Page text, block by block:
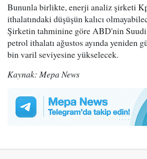
Bununla birlikte, enerji analiz şirketi
ithalatındaki düşüşün kalıcı
Şirketin tahminine göre ABD'nin
petrol ithalatı ağustos ayında yeniden
bin varil seviyesine yükselecek.
Kaynak: Mepa News